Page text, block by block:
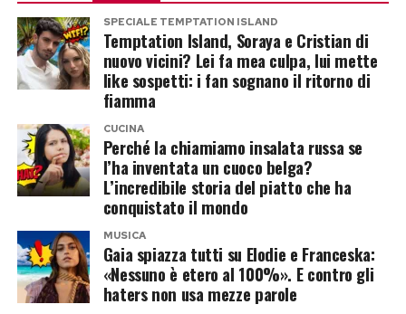
rosa fino alla porta d’ingresso.
Molto tempo dopo, secondo Ferrara, Asia gli
avrebbe spiegato che cominciava a tradire una
persona proprio quando sentiva di
innamorarsene. Un ricordo privato che il regista
restituisce senza romanticismo consolatorio,
trasformandolo nell’ennesima scena sospesa
tra passione e abbandono.
Pasolini, Roma e la rinascita sopra
Napoli
ad approvare.
Anche le richieste economiche di Margot
Robbie, protagonista e produttrice del film,
vengono considerate molto elevate, anche se
l’importo esatto non è stato reso noto. Warner
avrebbe presentato diverse offerte negli ultimi
mesi, comprendendo aumenti di cachet e
partecipazioni agli incassi, ma le parti non hanno
ancora trovato un’intesa. La società, dal canto
suo, sostiene che l’ultima proposta sia stata
respinta senza ricevere una controfferta.
SPECIALE TEMPTATION ISLAND
Temptation Island, Soraya e Cristian di
nuovo vicini? Lei fa mea culpa, lui mette
like sospetti: i fan sognano il ritorno di
fiamma
CUCINA
Perché la chiamiamo insalata russa se
l’ha inventata un cuoco belga?
L’incredibile storia del piatto che ha
conquistato il mondo
MUSICA
Gaia spiazza tutti su Elodie e Franceska:
«Nessuno è etero al 100%». E contro gli
haters non usa mezze parole